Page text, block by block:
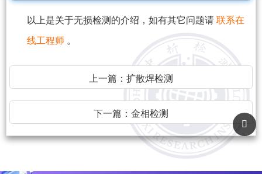
以上是关于无损检测的介绍，如有其它问题请 联系在
线工程师 。
上一篇： 扩散焊检测
下一篇： 金相检测